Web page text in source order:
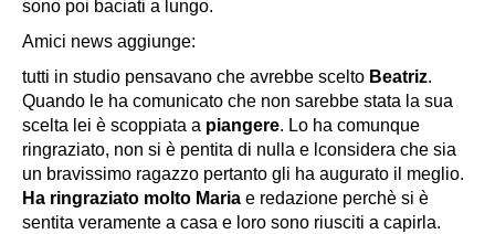
sono poi baciati a lungo.
Amici news aggiunge:
tutti in studio pensavano che avrebbe scelto Beatriz.
Quando le ha comunicato che non sarebbe stata la sua
scelta lei è scoppiata a piangere. Lo ha comunque
ringraziato, non si è pentita di nulla e lconsidera che sia
un bravissimo ragazzo pertanto gli ha augurato il meglio.
Ha ringraziato molto Maria e redazione perchè si è
sentita veramente a casa e loro sono riusciti a capirla.